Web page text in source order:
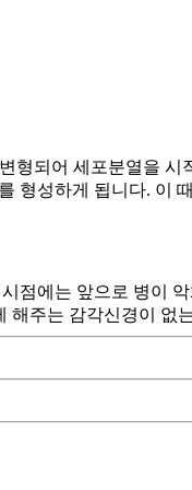
되어 세포분열을 시
형성하게 됩니다. 이
점에는 앞으로 병이
주는 감각신경이 없